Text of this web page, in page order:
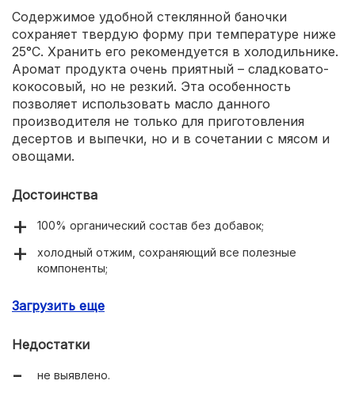
Содержимое удобной стеклянной баночки
сохраняет твердую форму при температуре ниже
25°C. Хранить его рекомендуется в холодильнике.
Аромат продукта очень приятный – сладковато-
кокосовый, но не резкий. Эта особенность
позволяет использовать масло данного
производителя не только для приготовления
десертов и выпечки, но и в сочетании с мясом и
овощами.
Достоинства
100% органический состав без добавок;
холодный отжим, сохраняющий все полезные
компоненты;
удобная стеклянная тара;
2 варианта объема;
Загрузить еще
Недостатки
не выявлено.